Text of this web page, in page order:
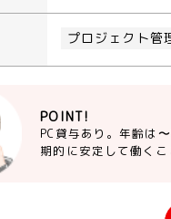
プロジェクト管
POINT!
PC貸与あり。年齢は
期的に安定して働くこ